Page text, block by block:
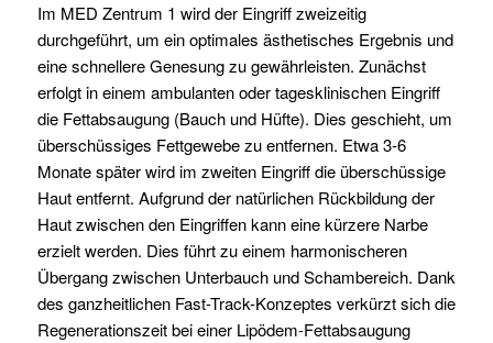
Im MED Zentrum 1 wird der Eingriff zweizeitig
durchgeführt, um ein optimales ästhetisches Ergebnis und
eine schnellere Genesung zu gewährleisten. Zunächst
erfolgt in einem ambulanten oder tagesklinischen Eingriff
die Fettabsaugung (Bauch und Hüfte). Dies geschieht, um
überschüssiges Fettgewebe zu entfernen. Etwa 3-6
Monate später wird im zweiten Eingriff die überschüssige
Haut entfernt. Aufgrund der natürlichen Rückbildung der
Haut zwischen den Eingriffen kann eine kürzere Narbe
erzielt werden. Dies führt zu einem harmonischeren
Übergang zwischen Unterbauch und Schambereich. Dank
des ganzheitlichen Fast-Track-Konzeptes verkürzt sich die
Regenerationszeit bei einer Lipödem-Fettabsaugung